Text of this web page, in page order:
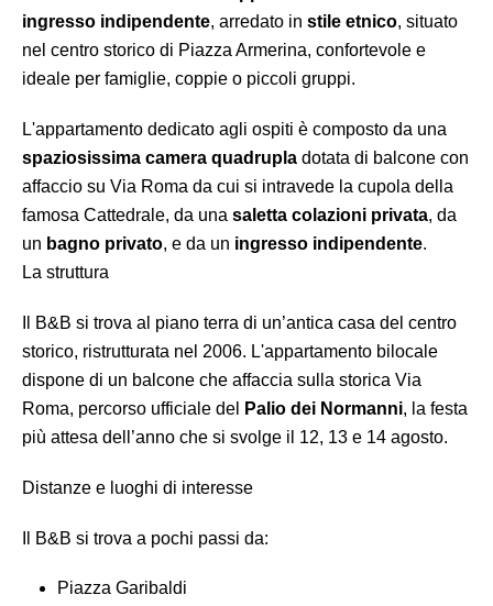
ingresso indipendente, arredato in stile etnico, situato
nel centro storico di Piazza Armerina, confortevole e
ideale per famiglie, coppie o piccoli gruppi.
L'appartamento dedicato agli ospiti è composto da una
spaziosissima camera quadrupla dotata di balcone con
affaccio su Via Roma da cui si intravede la cupola della
famosa Cattedrale, da una saletta colazioni privata, da
un bagno privato, e da un ingresso indipendente.
La struttura
Il B&B si trova al piano terra di un’antica casa del centro
storico, ristrutturata nel 2006. L'appartamento bilocale
dispone di un balcone che affaccia sulla storica Via
Roma, percorso ufficiale del
Palio dei Normanni, la festa
più attesa dell’anno che si svolge il 12, 13 e 14 agosto.
Distanze e luoghi di interesse
Il B&B si trova a pochi passi da:
Piazza Garibaldi